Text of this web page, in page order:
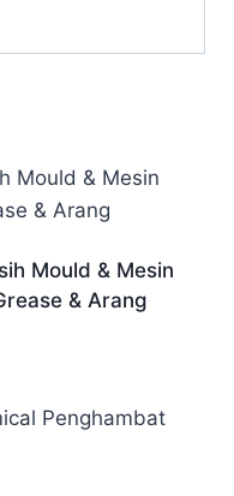
Mould & Mesin
& Arang